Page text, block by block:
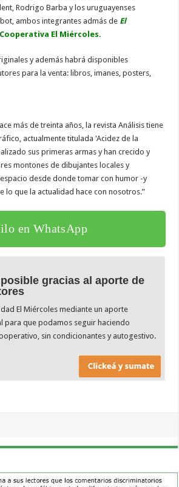
Rodrigo Barba y los uruguayenses
ambos integrantes admás de El
Cooperativa El Miércoles.
y además habrá disponibles
para la venta: libros, imanes, posters,
más de treinta años, la revista Análisis tiene
actualmente titulada 'Acidez de la
sus primeras armas y han crecido y
montones de dibujantes locales y
desde donde tomar con humor -y
lo que la actualidad hace con nosotros.”
en WhatsApp
gracias al aporte de
El Miércoles mediante un aporte
para que podamos seguir haciendo
sin condicionantes y autogestivo.